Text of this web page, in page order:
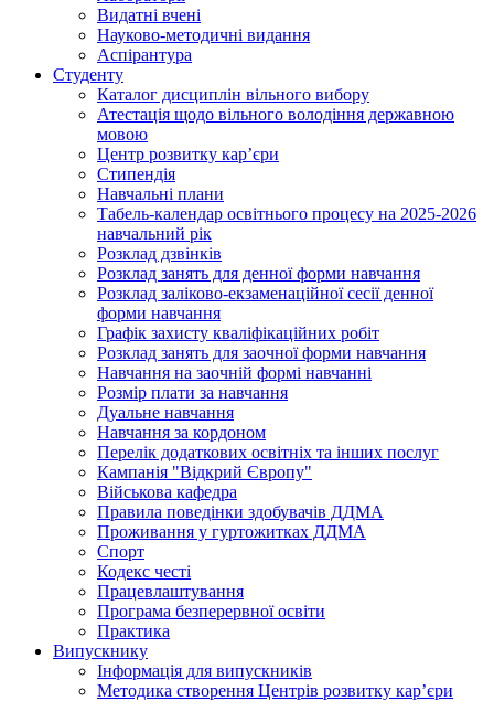
Видатні вчені
Науково-методичні видання
Аспірантура
Студенту
Каталог дисциплін вільного вибору
Атестація щодо вільного володіння державною
мовою
Центр розвитку кар’єри
Стипендія
Навчальні плани
Табель-календар освітнього процесу на 2025-2026
навчальний рік
Розклад дзвінків
Розклад занять для денної форми навчання
Розклад заліково-екзаменаційної сесії денної
форми навчання
Графік захисту кваліфікаційних робіт
Розклад занять для заочної форми навчання
Навчання на заочній формі навчанні
Розмір плати за навчання
Дуальне навчання
Навчання за кордоном
Перелік додаткових освітніх та інших послуг
Кампанія "Відкрий Європу"
Військова кафедра
Правила поведінки здобувачів ДДМА
Проживання у гуртожитках ДДМА
Спорт
Кодекс честі
Працевлаштування
Програма безперервної освіти
Практика
Випускнику
Інформація для випускників
Методика створення Центрів розвитку кар’єри